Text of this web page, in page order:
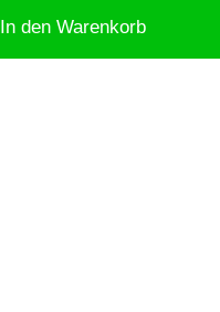
In den Warenkorb